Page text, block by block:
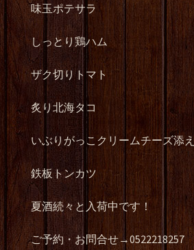
味玉ポテサラ
しっとり鶏ハム
ザク切りトマト
炙り北海タコ
いぶりがっこクリームチーズ添え
鉄板トンカツ
夏酒続々と入荷中です！
ご予約・お問合せ→0522218257